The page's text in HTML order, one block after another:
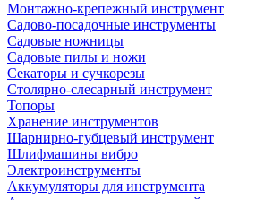
Монтажно-крепежный инструмент
Садово-посадочные инструменты
Садовые ножницы
Садовые пилы и ножи
Секаторы и сучкорезы
Столярно-слесарный инструмент
Топоры
Хранение инструментов
Шарнирно-губцевый инструмент
Шлифмашины вибро
Электроинструменты
Аккумуляторы для инструмента